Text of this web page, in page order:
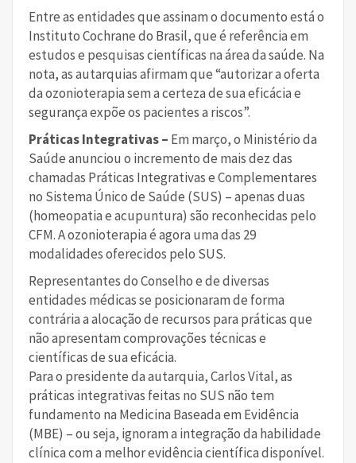
Entre as entidades que assinam o documento está o
Instituto Cochrane do Brasil, que é referência em
estudos e pesquisas científicas na área da saúde. Na
nota, as autarquias afirmam que “autorizar a oferta
da ozonioterapia sem a certeza de sua eficácia e
segurança expõe os pacientes a riscos”.
Práticas Integrativas – Em março, o Ministério da
Saúde anunciou o incremento de mais dez das
chamadas Práticas Integrativas e Complementares
no Sistema Único de Saúde (SUS) – apenas duas
(homeopatia e acupuntura) são reconhecidas pelo
CFM. A ozonioterapia é agora uma das 29
modalidades oferecidos pelo SUS.
Representantes do Conselho e de diversas
entidades médicas se posicionaram de forma
contrária a alocação de recursos para práticas que
não apresentam comprovações técnicas e
científicas de sua eficácia.
Para o presidente da autarquia, Carlos Vital, as
práticas integrativas feitas no SUS não tem
fundamento na Medicina Baseada em Evidência
(MBE) – ou seja, ignoram a integração da habilidade
clínica com a melhor evidência científica disponível.